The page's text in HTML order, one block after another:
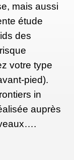
mais aussi
étude
des
votre type
pied).
in
auprès